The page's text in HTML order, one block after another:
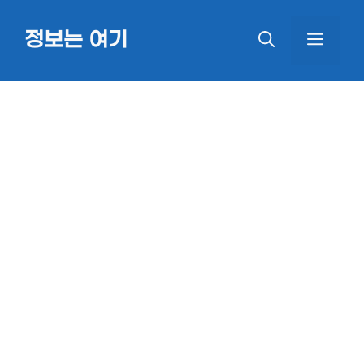
정보는 여기